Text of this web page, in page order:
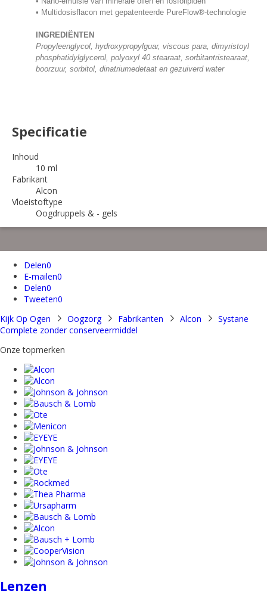
• Multidosisflacon met gepatenteerde PureFlow®-technologie
INGREDIËNTEN
Propyleenglycol, hydroxypropylguar, viscous para, dimyristoyl
phosphatidylglycerol, polyoxyl 40 stearaat, sorbitantristearaat,
boorzuur, sorbitol, dinatriumedetaat en gezuiverd water
Specificatie
Inhoud
10 ml
Fabrikant
Alcon
Vloeistoftype
Oogdruppels & - gels
Delen0
E-mailen0
Delen0
Tweeten0
Kijk Op Ogen
Oogzorg Fabrikanten Alcon
Systane
Complete zonder conserveermiddel
Onze topmerken
Lenzen